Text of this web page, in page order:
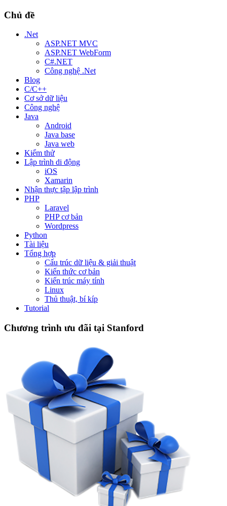
Chủ đề
.Net
ASP.NET MVC
ASP.NET WebForm
C#.NET
Công nghệ .Net
Blog
C/C++
Cơ sở dữ liệu
Công nghệ
Java
Android
Java base
Java web
Kiểm thử
Lập trình di động
iOS
Xamarin
Nhận thực tập lập trình
PHP
Laravel
PHP cơ bản
Wordpress
Python
Tài liệu
Tổng hợp
Cấu trúc dữ liệu & giải thuật
Kiến thức cơ bản
Kiến trúc máy tính
Linux
Thủ thuật, bí kíp
Tutorial
Chương trình ưu đãi tại Stanford